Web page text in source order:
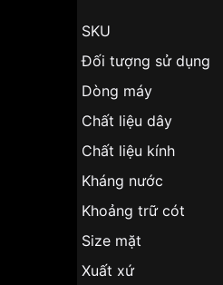
SKU
Đối tượng sử dụng
Dòng máy
Chất liệu dây
Chất liệu kính
Kháng nước
Khoảng trữ cót
Size mặt
Xuất xứ